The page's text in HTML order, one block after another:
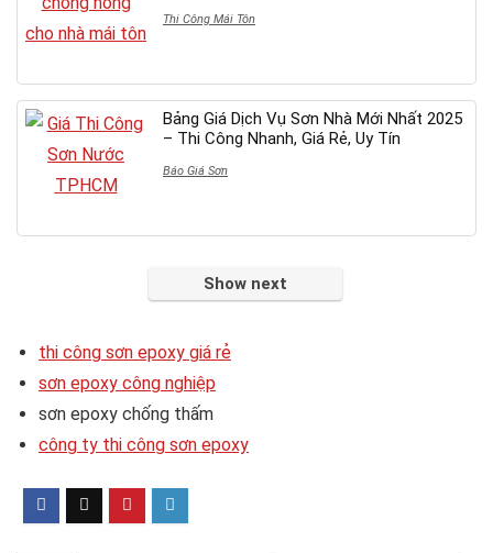
Thi Công Mái Tôn
Bảng Giá Dịch Vụ Sơn Nhà Mới Nhất 2025
– Thi Công Nhanh, Giá Rẻ, Uy Tín
Báo Giá Sơn
Show next
thi công sơn epoxy giá rẻ
sơn epoxy công nghiệp
sơn epoxy chống thấm
công ty thi công sơn epoxy